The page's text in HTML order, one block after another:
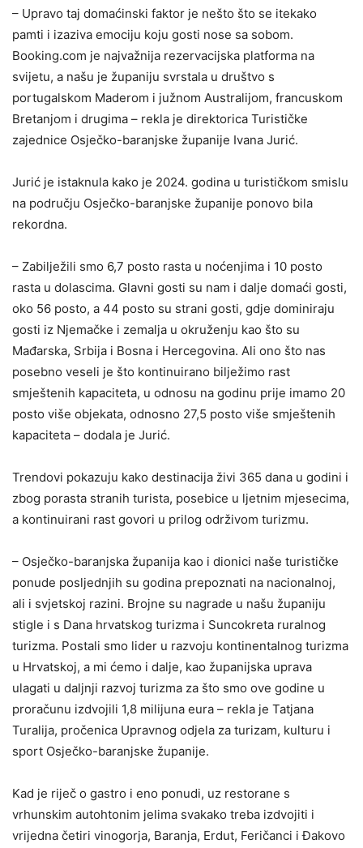
– Upravo taj domaćinski faktor je nešto što se itekako
pamti i izaziva emociju koju gosti nose sa sobom.
Booking.com je najvažnija rezervacijska platforma na
svijetu, a našu je županiju svrstala u društvo s
portugalskom Maderom i južnom Australijom, francuskom
Bretanjom i drugima – rekla je direktorica Turističke
zajednice Osječko-baranjske županije Ivana Jurić.
Jurić je istaknula kako je 2024. godina u turističkom smislu
na području Osječko-baranjske županije ponovo bila
rekordna.
– Zabilježili smo 6,7 posto rasta u noćenjima i 10 posto
rasta u dolascima. Glavni gosti su nam i dalje domaći gosti,
oko 56 posto, a 44 posto su strani gosti, gdje dominiraju
gosti iz Njemačke i zemalja u okruženju kao što su
Mađarska, Srbija i Bosna i Hercegovina. Ali ono što nas
posebno veseli je što kontinuirano bilježimo rast
smještenih kapaciteta, u odnosu na godinu prije imamo 20
posto više objekata, odnosno 27,5 posto više smještenih
kapaciteta – dodala je Jurić.
Trendovi pokazuju kako destinacija živi 365 dana u godini i
zbog porasta stranih turista, posebice u ljetnim mjesecima,
a kontinuirani rast govori u prilog održivom turizmu.
– Osječko-baranjska županija kao i dionici naše turističke
ponude posljednjih su godina prepoznati na nacionalnoj,
ali i svjetskoj razini. Brojne su nagrade u našu županiju
stigle i s Dana hrvatskog turizma i Suncokreta ruralnog
turizma. Postali smo lider u razvoju kontinentalnog turizma
u Hrvatskoj, a mi ćemo i dalje, kao županijska uprava
ulagati u daljnji razvoj turizma za što smo ove godine u
proračunu izdvojili 1,8 milijuna eura – rekla je Tatjana
Turalija, pročenica Upravnog odjela za turizam, kulturu i
sport Osječko-baranjske županije.
Kad je riječ o gastro i eno ponudi, uz restorane s
vrhunskim autohtonim jelima svakako treba izdvojiti i
vrijedna četiri vinogorja, Baranja, Erdut, Feričanci i Đakovo